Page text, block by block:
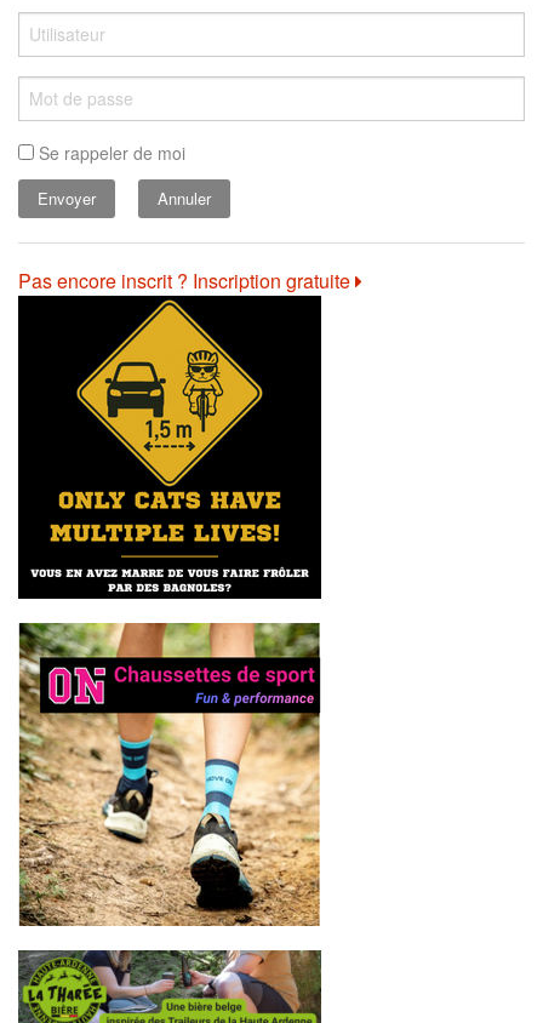
Se rappeler de moi
Annuler
Pas encore inscrit ? Inscription gratuite